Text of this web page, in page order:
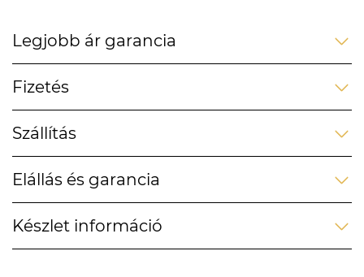
Legjobb ár garancia
Fizetés
Szállítás
Elállás és garancia
Készlet információ